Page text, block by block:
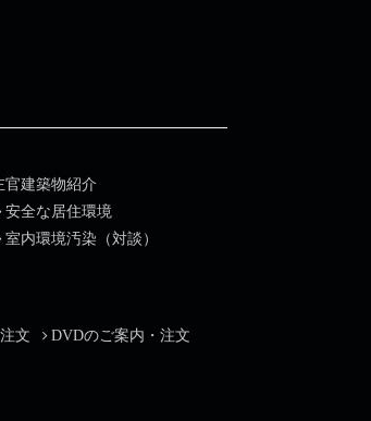
官建築物紹介
安全な居住環境
室内環境汚染（対談）
文 DVDのご案内・注文